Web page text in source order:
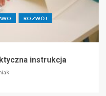
ROZWÓJ
instrukcja